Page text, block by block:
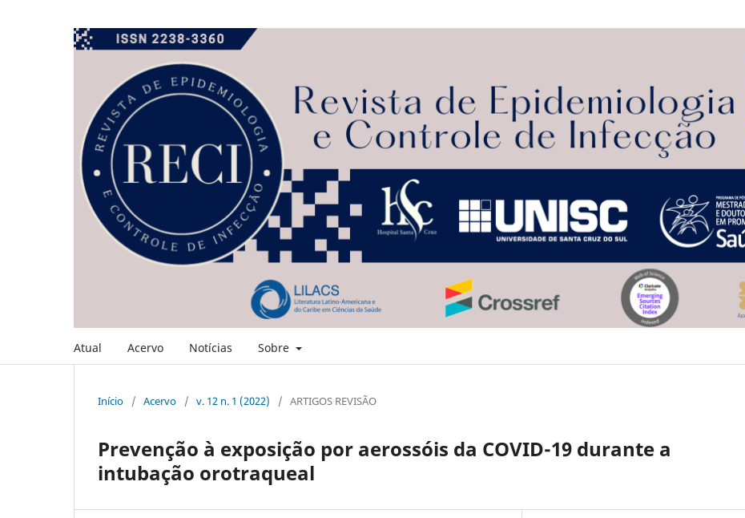
Atual Acervo Notícias Sobre
Início / Acervo / v. 12 n. 1 (2022) / ARTIGOS REVISÃO
Prevenção à exposição por aerossóis da COVID-19 durante a
intubação orotraqueal